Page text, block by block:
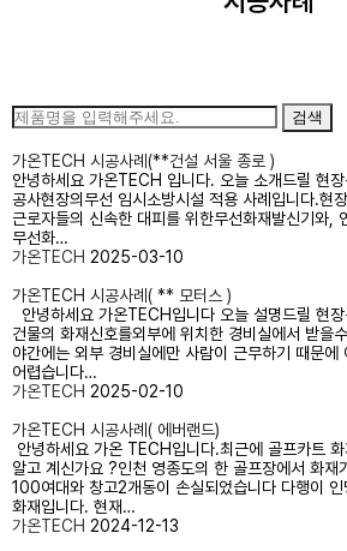
고객지원
고객문의
블로그
검색
가온TECH 시공사례(**건설 서울 종로 )
안녕하세요 가온TECH 입니다. ​오늘 소개드릴 현
공사현장의무선 임시소방시설 적용 사례입니다.​현
근로자들의 신속한 대피를 위한무선화재발신기와,
무선화…
가온TECH 2025-03-10
가온TECH 시공사례( ** 모터스 )
안녕하세요 가온TECH입니다 오늘 설명드릴 현
건물의 화재신호를외부에 위치한 경비실에서 받을
야간에는 외부 경비실에만 사람이 근무하기 때문에
어렵습니다…
가온TECH 2025-02-10
가온TECH 시공사례( 에버랜드)
안녕하세요 가온 TECH입니다.​최근에 골프카트
알고 계신가요 ?​인천 영종도의 한 골프장에서 화재
100여대와 창고2개동이 손실되었습니다 다행이 인
화재입니다.​ 현재…
가온TECH 2024-12-13